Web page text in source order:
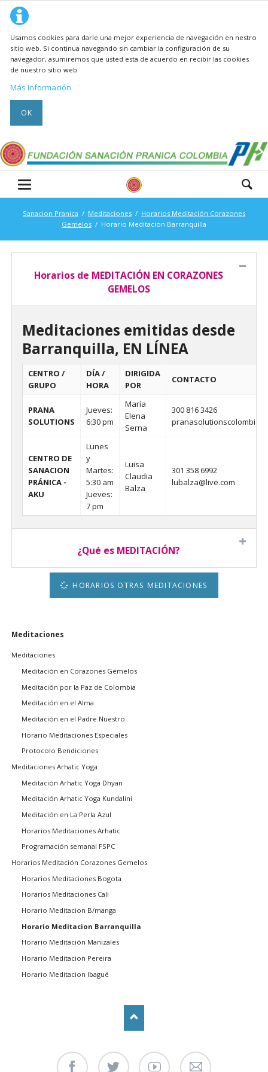
Usamos cookies para darle una mejor experiencia de navegación en nestro
sitio web. Si continua navegando sin cambiar la configuración de su
navegador, asumiremos que usted esta de acuerdo en recibir las cookies
de nuestro sitio web.
Más Información
OK
Sanacion Pranica Meditaciones
Horarios Meditación Corazones
Gemelos
Horario Meditacion Barranquilla
Horarios de MEDITACIÓN EN CORAZONES
GEMELOS
Meditaciones emitidas desde
Barranquilla, EN LÍNEA
CENTRO /
GRUPO
DÍA /
HORA
DIRIGIDA
POR
CONTACTO
PRANA
SOLUTIONS
Jueves:
6:30 pm
María
Elena
Serna
300 816 3426
CENTRO DE
SANACION
PRÁNICA -
AKU
Lunes
y
Martes:
5:30 am
Jueves:
7 pm
Luisa
Claudia
Balza
301 358 6992
lubalza@live.com
¿Qué es MEDITACIÓN?
HORARIOS OTRAS MEDITACIONES
Saltar
Meditaciones
Meditaciones
Meditación en Corazones Gemelos
Meditación por la Paz de Colombia
Meditación en el Alma
Meditación en el Padre Nuestro
Horario Meditaciones Especiales
Protocolo Bendiciones
Meditaciones Arhatic Yoga
Meditación Arhatic Yoga Dhyan
Meditación Arhatic Yoga Kundalini
Meditación en La Perla Azul
Horarios Meditaciones Arhatic
Programación semanal FSPC
Horarios Meditación Corazones Gemelos
Horarios Meditaciones Bogota
Horarios Meditaciones Cali
Horario Meditacion B/manga
Horario Meditacion Barranquilla
Horario Meditación Manizales
Horario Meditacion Pereira
Horario Meditacion Ibagué